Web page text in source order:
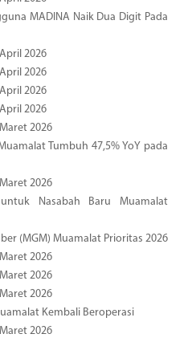
MADINA Naik Dua Digit Pada
2026
2026
2026
2026
2026
Tumbuh 47,5% YoY pada
2026
Nasabah Baru Muamalat
(MGM) Muamalat Prioritas 2026
2026
2026
2026
Kembali Beroperasi
2026